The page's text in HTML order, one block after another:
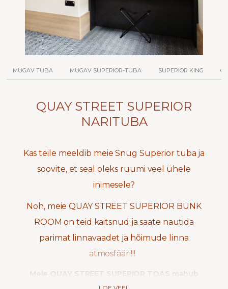
MUGAV TUBA MUGAV SUPERIOR-TUBA SUPERIOR KING
QUAY STREET SUPERIOR
NARITUBA
Kas teile meeldib meie Snug Superior tuba ja
soovite, et seal oleks ruumi veel ühele
inimesele?
Noh, meie QUAY STREET SUPERIOR BUNK
ROOM on teid kaitsnud ja saate nautida
parimat linnavaadet ja hõimude linna
atmosfääri!!!
Meie QUAY STREET SUPERIOR TOAS mahub